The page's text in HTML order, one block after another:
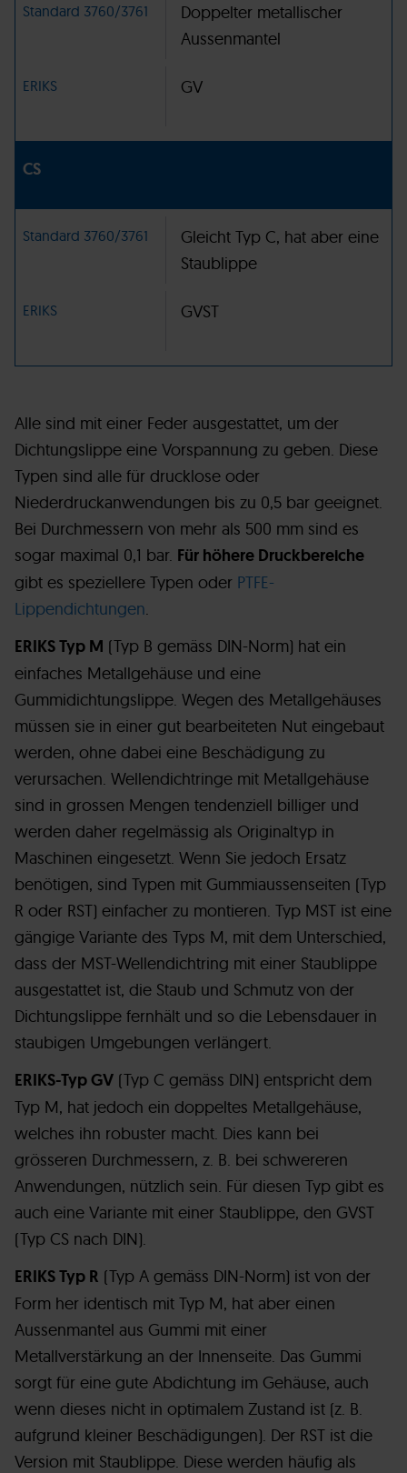
Standard 3760/3761
Doppelter metallischer
Aussenmantel
ERIKS GV
CS
Standard 3760/3761
Gleicht Typ C, hat aber eine
Staublippe
ERIKS GVST
Alle sind mit einer Feder ausgestattet, um der
Dichtungslippe eine Vorspannung zu geben. Diese
Typen sind alle für drucklose oder
Niederdruckanwendungen bis zu 0,5 bar geeignet.
Bei Durchmessern von mehr als 500 mm sind es
sogar maximal 0,1 bar. Für höhere Druckbereiche
gibt es speziellere Typen oder PTFE-
Lippendichtungen.
ERIKS Typ M (Typ B gemäss DIN-Norm) hat ein
einfaches Metallgehäuse und eine
Gummidichtungslippe. Wegen des Metallgehäuses
müssen sie in einer gut bearbeiteten Nut eingebaut
werden, ohne dabei eine Beschädigung zu
verursachen. Wellendichtringe mit Metallgehäuse
sind in grossen Mengen tendenziell billiger und
werden daher regelmässig als Originaltyp in
Maschinen eingesetzt. Wenn Sie jedoch Ersatz
benötigen, sind Typen mit Gummiaussenseiten (Typ
R oder RST) einfacher zu montieren. Typ MST ist eine
gängige Variante des Typs M, mit dem Unterschied,
dass der MST-Wellendichtring mit einer Staublippe
ausgestattet ist, die Staub und Schmutz von der
Dichtungslippe fernhält und so die Lebensdauer in
staubigen Umgebungen verlängert.
ERIKS-Typ GV (Typ C gemäss DIN) entspricht dem
Typ M, hat jedoch ein doppeltes Metallgehäuse,
welches ihn robuster macht. Dies kann bei
grösseren Durchmessern, z. B. bei schwereren
Anwendungen, nützlich sein. Für diesen Typ gibt es
auch eine Variante mit einer Staublippe, den GVST
(Typ CS nach DIN).
ERIKS Typ R (Typ A gemäss DIN-Norm) ist von der
Form her identisch mit Typ M, hat aber einen
Aussenmantel aus Gummi mit einer
Metallverstärkung an der Innenseite. Das Gummi
sorgt für eine gute Abdichtung im Gehäuse, auch
wenn dieses nicht in optimalem Zustand ist (z. B.
aufgrund kleiner Beschädigungen). Der RST ist die
Version mit Staublippe. Diese werden häufig als